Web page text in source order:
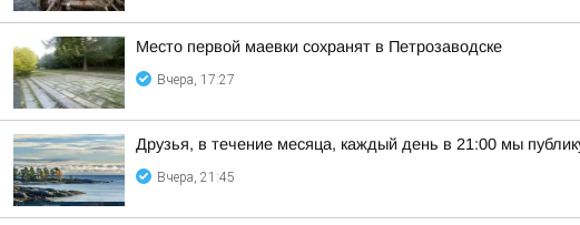
Место первой маевки сохранят в Петрозаводске
Вчера, 17:27
Друзья, в течение месяца, каждый день в 21:00 мы
Вчера, 21:45